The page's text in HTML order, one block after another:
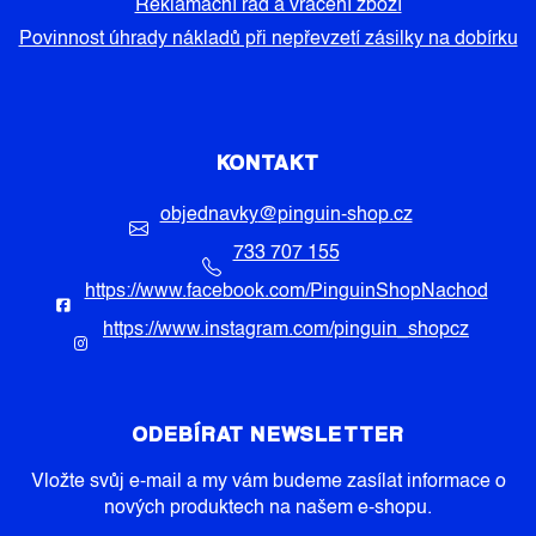
Reklamační řád a vrácení zboží
Povinnost úhrady nákladů při nepřevzetí zásilky na dobírku
KONTAKT
objednavky@pinguin-shop.cz
733 707 155
https://www.facebook.com/PinguinShopNachod
https://www.instagram.com/pinguin_shopcz
ODEBÍRAT NEWSLETTER
Vložte svůj e-mail a my vám budeme zasílat informace o
nových produktech na našem e-shopu.